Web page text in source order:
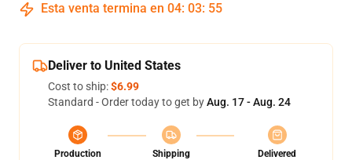
Esta venta termina en 04: 03: 54
Deliver to United States
Cost to ship:$6.99
Standard - Order today to get byAug. 17 - Aug. 24
Production
Shipping
Delivered